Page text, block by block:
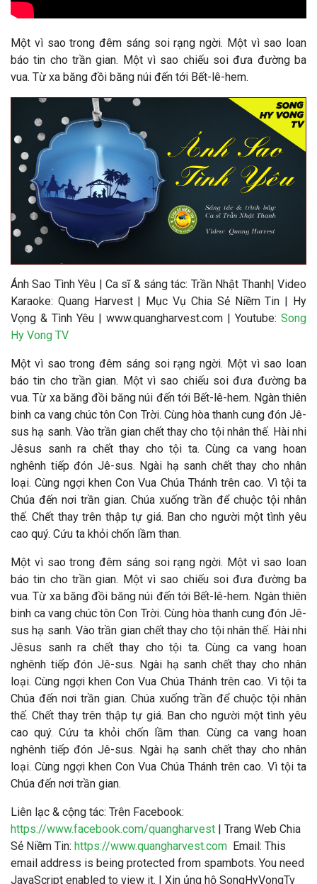
Một vì sao trong đêm sáng soi rạng ngời. Một vì sao loan
báo tin cho trần gian. Một vì sao chiếu soi đưa đường ba
vua. Từ xa băng đồi băng núi đến tới Bết-lê-hem.
Ánh Sao Tình Yêu | Ca sĩ & sáng tác: Trần Nhật Thanh|Video
Karaoke: Quang Harvest | Mục Vụ Chia Sẻ Niềm Tin | Hy
Vọng & Tình Yêu | www.quangharvest.com | Youtube: Song
Hy Vong TV
Một vì sao trong đêm sáng soi rạng ngời. Một vì sao loan
báo tin cho trần gian. Một vì sao chiếu soi đưa đường ba
vua. Từ xa băng đồi băng núi đến tới Bết-lê-hem. Ngàn thiên
binh ca vang chúc tôn Con Trời. Cùng hòa thanh cung đón Jê-
sus hạ sanh. Vào trần gian chết thay cho tội nhân thế. Hài nhi
Jêsus sanh ra chết thay cho tội ta. Cùng ca vang hoan
nghênh tiếp đón Jê-sus. Ngài hạ sanh chết thay cho nhân
loại. Cùng ngợi khen Con Vua Chúa Thánh trên cao. Vì tội ta
Chúa đến nơi trần gian. Chúa xuống trần để chuộc tội nhân
thế. Chết thay trên thập tự giá. Ban cho người một tình yêu
cao quý. Cứu ta khỏi chốn lầm than.
Một vì sao trong đêm sáng soi rạng ngời. Một vì sao loan
báo tin cho trần gian. Một vì sao chiếu soi đưa đường ba
vua. Từ xa băng đồi băng núi đến tới Bết-lê-hem. Ngàn thiên
binh ca vang chúc tôn Con Trời. Cùng hòa thanh cung đón Jê-
sus hạ sanh. Vào trần gian chết thay cho tội nhân thế. Hài nhi
Jêsus sanh ra chết thay cho tội ta. Cùng ca vang hoan
nghênh tiếp đón Jê-sus. Ngài hạ sanh chết thay cho nhân
loại. Cùng ngợi khen Con Vua Chúa Thánh trên cao. Vì tội ta
Chúa đến nơi trần gian. Chúa xuống trần để chuộc tội nhân
thế. Chết thay trên thập tự giá. Ban cho người một tình yêu
cao quý. Cứu ta khỏi chốn lầm than. Cùng ca vang hoan
nghênh tiếp đón Jê-sus. Ngài hạ sanh chết thay cho nhân
loại. Cùng ngợi khen Con Vua Chúa Thánh trên cao. Vì tội ta
Chúa đến nơi trần gian.
Liên lạc & cộng tác: Trên Facebook:
https://www.facebook.com/quangharvest | Trang Web Chia
Sẻ Niềm Tin: https://www.quangharvest.com Email: This
email address is being protected from spambots. You need
JavaScript enabled to view it. | Xin ủng hộ SongHyVongTv